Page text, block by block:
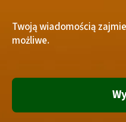
Twoją wiadomością
możliwe.